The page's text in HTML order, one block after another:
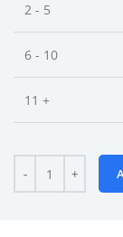
2 - 5
6 - 10
11 +